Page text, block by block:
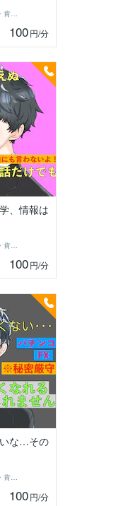
100円/分
、情報は
あゆみの☆あなたを応援・肯定し隊
100円/分
な…その
あゆみの☆あなたを応援・肯定し隊
100円/分